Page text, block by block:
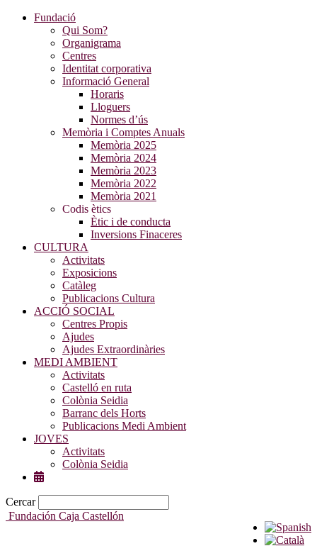
Fundació
Qui Som?
Organigrama
Centres
Identitat corporativa
Informació General
Horaris
Lloguers
Normes d’ús
Memòria i Comptes Anuals
Memòria 2025
Memòria 2024
Memòria 2023
Memòria 2022
Memòria 2021
Codis ètics
Ètic i de conducta
Inversions Finaceres
CULTURA
Activitats
Exposicions
Catàleg
Publicacions Cultura
ACCIÓ SOCIAL
Centres Propis
Ajudes
Ajudes Extraordinàries
MEDI AMBIENT
Activitats
Castelló en ruta
Colònia Seidia
Barranc dels Horts
Publicacions Medi Ambient
JOVES
Activitats
Colònia Seidia
Cercar
Fundación Caja Castellón